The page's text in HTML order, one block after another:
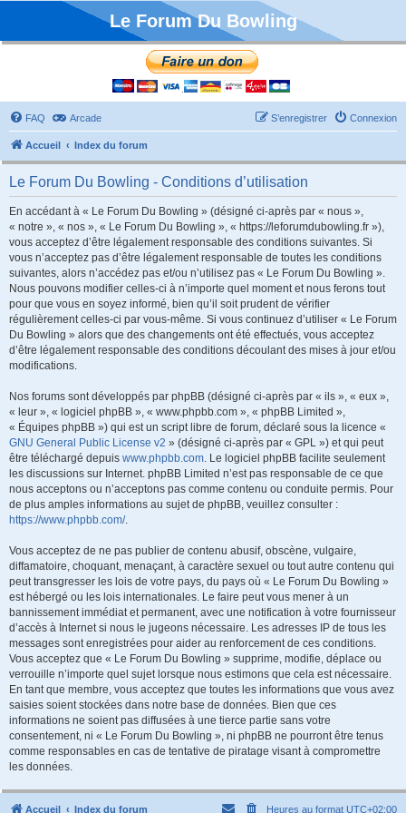
Le Forum Du Bowling
FAQ Arcade Connexion
S’enregistrer
Accueil Index du forum
Le Forum Du Bowling - Conditions d’utilisation
En accédant à « Le Forum Du Bowling » (désigné ci-après par « nous »,
« notre », « nos », « Le Forum Du Bowling », « https://leforumdubowling.fr »),
vous acceptez d’être légalement responsable des conditions suivantes. Si
vous n’acceptez pas d’être légalement responsable de toutes les conditions
suivantes, alors n’accédez pas et/ou n’utilisez pas « Le Forum Du Bowling ».
Nous pouvons modifier celles-ci à n’importe quel moment et nous ferons tout
pour que vous en soyez informé, bien qu’il soit prudent de vérifier
régulièrement celles-ci par vous-même. Si vous continuez d’utiliser « Le Forum
Du Bowling » alors que des changements ont été effectués, vous acceptez
d’être légalement responsable des conditions découlant des mises à jour et/ou
modifications.
Nos forums sont développés par phpBB (désigné ci-après par « ils », « eux »,
« leur », « logiciel phpBB », « www.phpbb.com », « phpBB Limited »,
« Équipes phpBB ») qui est un script libre de forum, déclaré sous la licence «
GNU General Public License v2 » (désigné ci-après par « GPL ») et qui peut
être téléchargé depuis www.phpbb.com. Le logiciel phpBB facilite seulement
les discussions sur Internet. phpBB Limited n’est pas responsable de ce que
nous acceptons ou n’acceptons pas comme contenu ou conduite permis. Pour
de plus amples informations au sujet de phpBB, veuillez consulter :
https://www.phpbb.com/.
Vous acceptez de ne pas publier de contenu abusif, obscène, vulgaire,
diffamatoire, choquant, menaçant, à caractère sexuel ou tout autre contenu qui
peut transgresser les lois de votre pays, du pays où « Le Forum Du Bowling »
est hébergé ou les lois internationales. Le faire peut vous mener à un
bannissement immédiat et permanent, avec une notification à votre fournisseur
d’accès à Internet si nous le jugeons nécessaire. Les adresses IP de tous les
messages sont enregistrées pour aider au renforcement de ces conditions.
Vous acceptez que « Le Forum Du Bowling » supprime, modifie, déplace ou
verrouille n’importe quel sujet lorsque nous estimons que cela est nécessaire.
En tant que membre, vous acceptez que toutes les informations que vous avez
saisies soient stockées dans notre base de données. Bien que ces
informations ne soient pas diffusées à une tierce partie sans votre
consentement, ni « Le Forum Du Bowling », ni phpBB ne pourront être tenus
comme responsables en cas de tentative de piratage visant à compromettre
les données.
Accueil Index du forum Heures au format UTC+02:00